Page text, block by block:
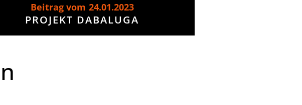
Beitrag vom 24.01.2023
PROJEKT DABALUGA